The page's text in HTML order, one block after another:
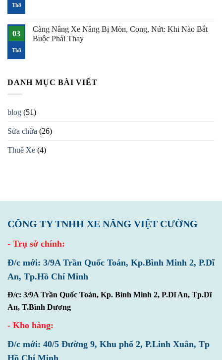
Chưa
Hết
Ca
Th8
ở
Xe
Nâng
Nặng,
Đánh
Tìm
Nhân
Sửa
03
Th8
Càng Nâng Xe Nâng Bị Mòn, Cong, Nứt: Khi Nào Bắt
Buộc Phải Thay
Càng
Nâng
Mòn,
Khi
Buộc
DANH MỤC BÀI VIẾT
blog (51)
Sửa chữa (26)
Thuê Xe (4)
CÔNG TY TNHH XE NÂNG VIỆT CƯỜNG
- Trụ sở chính:
Đ/c mới: 3/9A Trần Quốc Toản, Kp.Bình Minh 2, P.Dĩ
An, Tp.Hồ Chí Minh
Đ/c: 3/9A Trần Quốc Toản, Kp. Bình Minh 2, P.Dĩ An, Tp.Dĩ
An, T.Bình Dương
- Kho hàng:
Đ/c mới: 40/5 Đường 9, Khu phố 2, P.Linh Xuân, Tp